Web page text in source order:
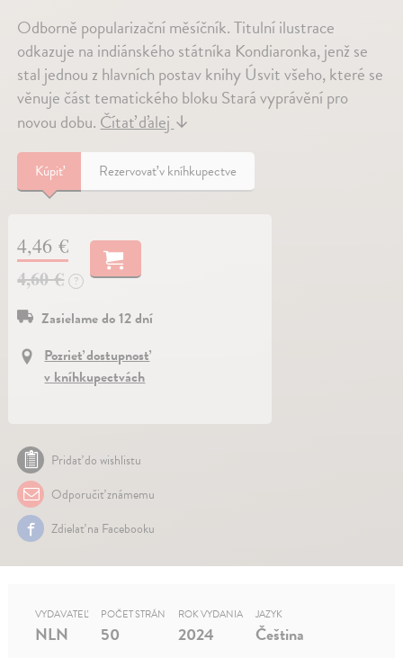
Odborně popularizační měsíčník. Titulní ilustrace
odkazuje na indiánského státníka Kondiaronka, jenž se
stal jednou z hlavních postav knihy Úsvit všeho, které se
věnuje část tematického bloku Stará vyprávění pro
novou dobu.Čítať ďalej↓
Kúpiť Rezervovať v kníhkupectve
4,46 €
4,60 €
?
Zasielame do 12 dní
Pozrieť dostupnosť
v kníhkupectvách
Pridať do wishlistu
Odporučiť známemu
Zdielať na Facebooku
VYDAVATEĽ
NLN
POČET STRÁN
50
ROK VYDANIA
2024
JAZYK
Čeština